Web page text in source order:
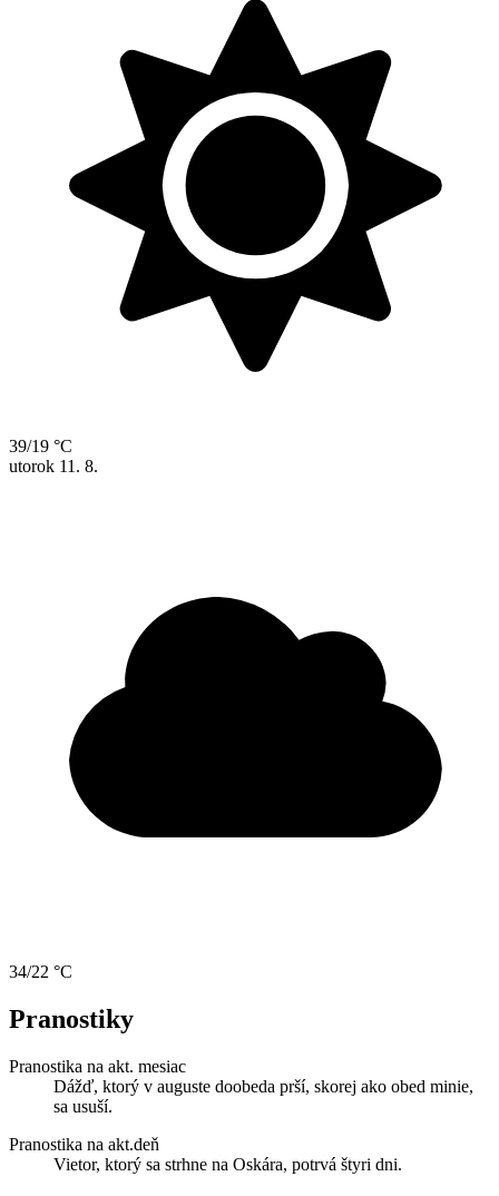
39/19 °C
utorok 11. 8.
34/22 °C
Pranostiky
Pranostika na akt. mesiac
Dážď, ktorý v auguste doobeda prší, skorej ako obed minie,
sa usuší.
Pranostika na akt.deň
Vietor, ktorý sa strhne na Oskára, potrvá štyri dni.